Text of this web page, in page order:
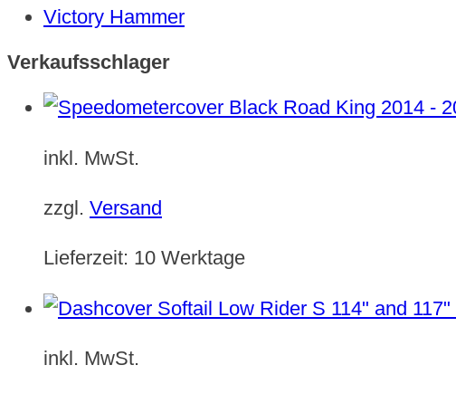
Victory Hammer
Verkaufsschlager
inkl. MwSt.
zzgl. Versand
Lieferzeit: 10 Werktage
inkl. MwSt.